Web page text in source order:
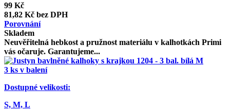
99 Kč
81,82 Kč bez DPH
Porovnání
Skladem
Neuvěřitelná hebkost a pružnost materiálu v kalhotkách Primi
vás očaruje. Garantujeme...
3 ks v balení
Dostupné velikosti:
S, M, L